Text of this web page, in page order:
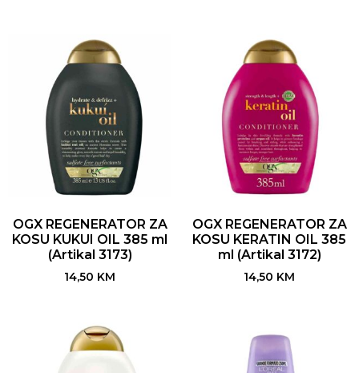
OGX REGENERATOR ZA
KOSU KUKUI OIL 385 ml
(Artikal 3173)
14,50 KM
OGX REGENERATOR ZA
KOSU KERATIN OIL 385
ml (Artikal 3172)
14,50 KM